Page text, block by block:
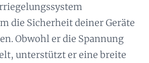
die Sicherheit deiner Geräte
Obwohl er die Spannung
unterstützt er eine breite